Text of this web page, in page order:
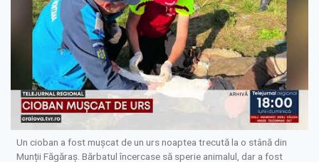
Un cioban a fost mușcat de un urs noaptea trecută la o stână din
Munții Făgăraș. Bărbatul încercase să sperie animalul, dar a fost